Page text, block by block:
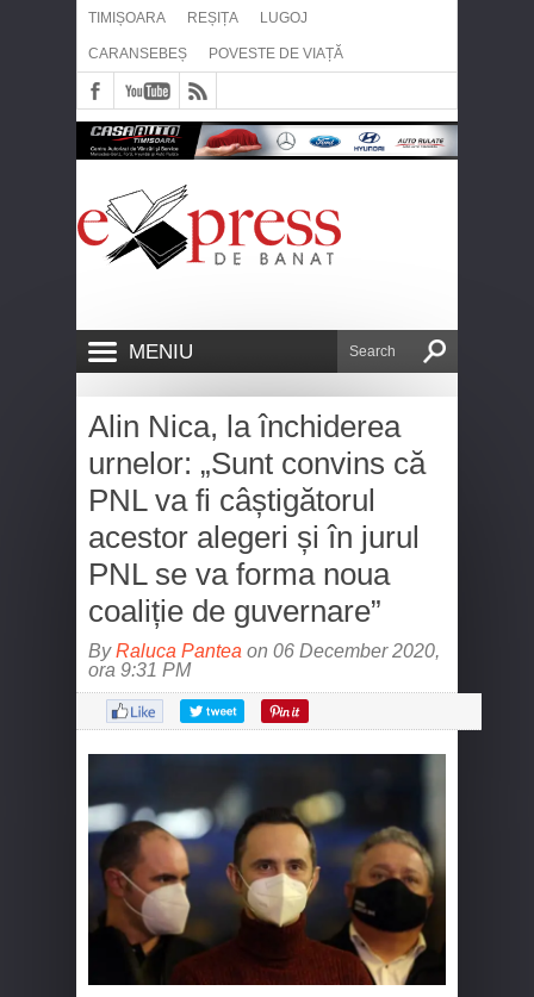
TIMIȘOARA REȘIȚA LUGOJ
CARANSEBEȘ POVESTE DE VIAȚĂ
MENIU
Alin Nica, la închiderea
urnelor: „Sunt convins că
PNL va fi câștigătorul
acestor alegeri și în jurul
PNL se va forma noua
coaliție de guvernare”
ByRaluca Pantea on 06 December 2020,
ora 9:31 PM